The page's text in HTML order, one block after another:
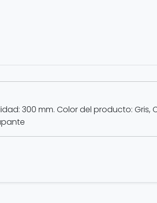
300 mm. Color del producto: